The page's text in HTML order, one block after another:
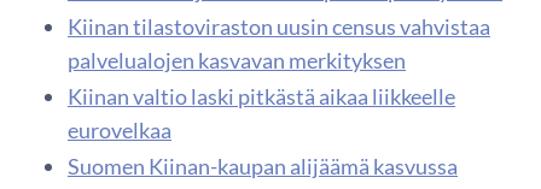
Kiinan tilastoviraston uusin census vahvistaa
palvelualojen kasvavan merkityksen
Kiinan valtio laski pitkästä aikaa liikkeelle
eurovelkaa
Suomen Kiinan-kaupan alijäämä kasvussa